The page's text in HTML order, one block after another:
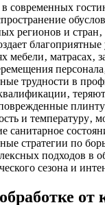
современных
регионов и
мебели‚
трудности в
и температуру‚
санитарное
стратегии по
подходов в
сезона и
от